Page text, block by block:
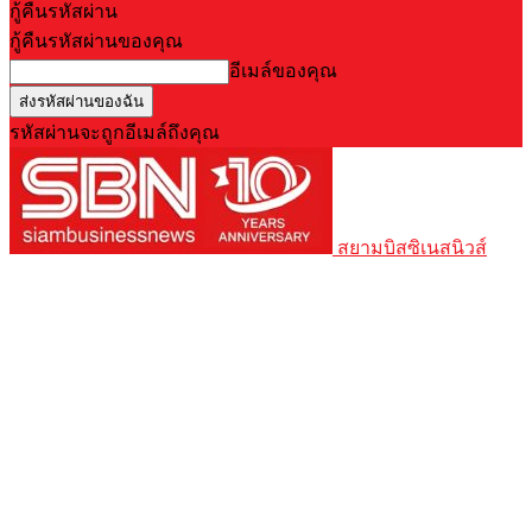
กู้คืนรหัสผ่าน
กู้คืนรหัสผ่านของคุณ
อีเมล์ของคุณ
รหัสผ่านจะถูกอีเมล์ถึงคุณ
สยามบิสซิเนสนิวส์